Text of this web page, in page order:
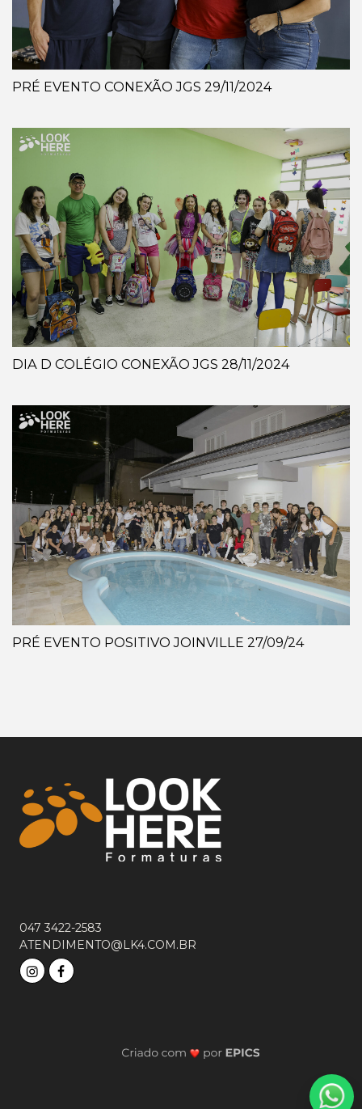
PRÉ EVENTO CONEXÃO JGS 29/11/2024
DIA D COLÉGIO CONEXÃO JGS 28/11/2024
PRÉ EVENTO POSITIVO JOINVILLE 27/09/24
047 3422-2583
ATENDIMENTO@LK4.COM.BR